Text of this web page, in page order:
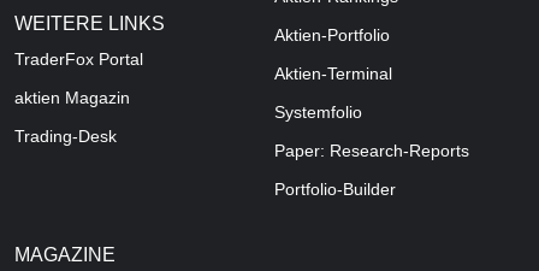
WEITERE LINKS
TraderFox Portal
aktien Magazin
Trading-Desk
Aktien-Portfolio
Aktien-Terminal
Systemfolio
Paper: Research-Reports
Portfolio-Builder
MAGAZINE